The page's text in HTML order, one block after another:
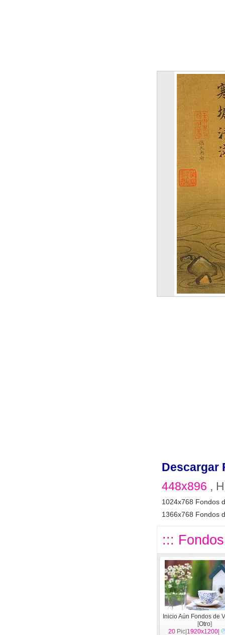
Descargar
448x896 ,
1024x768 Fondos
1366x768 Fondos
:::
Inicio Aún Fondos de
[Otro]
20 Pic| 1920x1200